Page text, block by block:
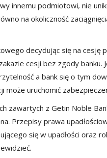
innemu podmiotowi, nie
na okoliczność
decydując się na cesję
cesji bez zgody banku.
a bank się o tym
może uruchomić
zawartych z Getin Noble
Przepisy prawa
się w upadłości oraz